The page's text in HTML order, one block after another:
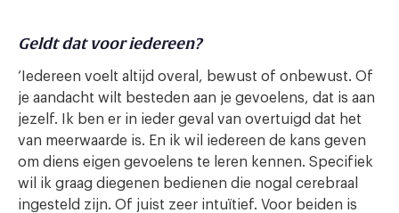
Geldt dat voor iedereen?
‘Iedereen voelt altijd overal, bewust of onbewust. Of
je aandacht wilt besteden aan je gevoelens, dat is aan
jezelf. Ik ben er in ieder geval van overtuigd dat het
van meerwaarde is. En ik wil iedereen de kans geven
om diens eigen gevoelens te leren kennen. Specifiek
wil ik graag diegenen bedienen die nogal cerebraal
ingesteld zijn. Of juist zeer intuïtief. Voor beiden is